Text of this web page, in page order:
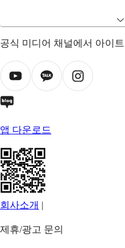
공식 미디어 채널에서 아이
앱 다운로드
회사소개 |
제휴/광고 문의